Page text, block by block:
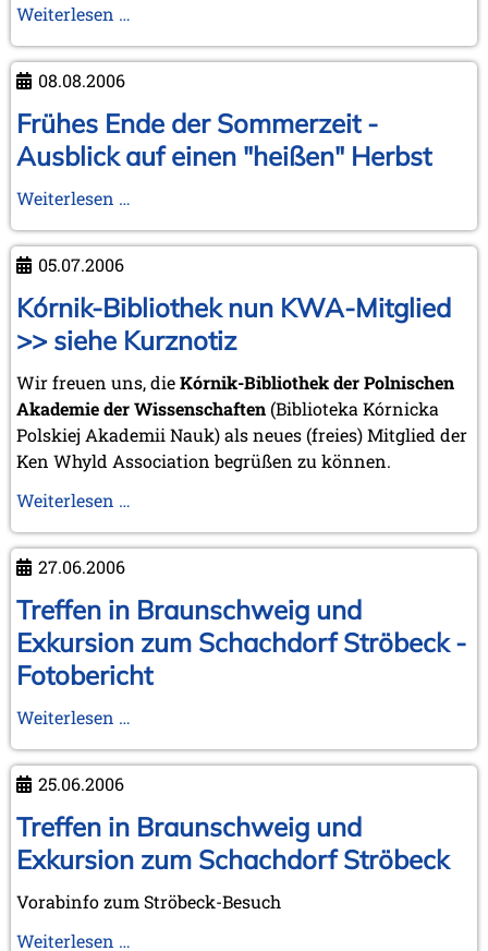
Weiterlesen …
from
Mail
von
08.08.2006
Frühes Ende der Sommerzeit -
Ausblick auf einen "heißen" Herbst
Weiterlesen …
der
-
Ausblick
auf
einen
"heißen"
Herbst
05.07.2006
Kórnik-Bibliothek nun KWA-Mitglied
>> siehe Kurznotiz
Wir freuen uns, dieKórnik-Bibliothek der Polnischen
Akademie der Wissenschaften(Biblioteka Kórnicka
Polskiej Akademii Nauk) als neues (freies) Mitglied der
Ken Whyld Association begrüßen zu können.
Weiterlesen …
nun
Mitglied
siehe
Kurznotiz
27.06.2006
Treffen in Braunschweig und
Exkursion zum Schachdorf Ströbeck -
Fotobericht
Weiterlesen …
Braunschweig
Exkursion
Schachdorf
Ströbeck
25.06.2006
Treffen in Braunschweig und
Exkursion zum Schachdorf Ströbeck
Vorabinfo zum Ströbeck-Besuch
Weiterlesen …